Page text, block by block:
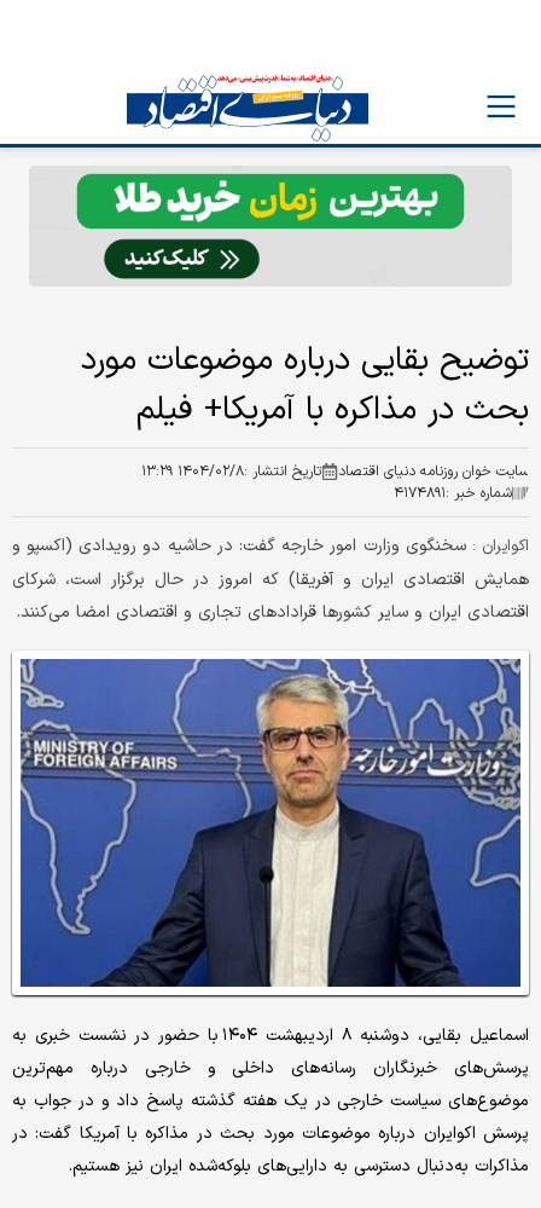
توضیح بقایی درباره موضوعات مورد
بحث در مذاکره با آمریکا+ فیلم
سایت خوان روزنامه دنیای اقتصاد تاریخ انتشار :۱۴۰۴/۰۲/۸ ۱۳:۲۹
شماره خبر :۴۱۷۴۸۹۱
اکوایران :سخنگوی وزارت امور خارجه گفت: در حاشیه دو رویدادی (اکسپو و
همایش اقتصادی ایران و آفریقا) که امروز در حال برگزار است، شرکای
اقتصادی ایران و سایر کشورها قرادادهای تجاری و اقتصادی امضا می‌کنند.
اسماعیل بقایی، دوشنبه ۸ اردیبهشت ۱۴۰۴ با حضور در نشست خبری به
پرسش‌های خبرنگاران رسانه‌های داخلی و خارجی درباره مهم‌ترین
موضوع‌های سیاست خارجی در یک هفته گذشته پاسخ داد و در جواب به
پرسش اکوایران درباره موضوعات مورد بحث در مذاکره با آمریکا گفت: در
مذاکرات به‌دنبال دسترسی به دارایی‌های بلوکه‌شده ایران نیز هستیم.